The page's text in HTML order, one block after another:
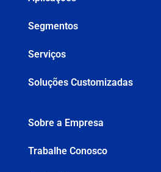
Segmentos
Serviços
Soluções Customizadas
Sobre a Empresa
Trabalhe Conosco